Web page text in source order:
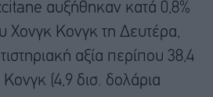
αυξήθηκαν κατά 0,8%
Χονγκ Κονγκ τη Δευτέρα,
αξία περίπου 38,4
(4,9 δισ. δολάρια